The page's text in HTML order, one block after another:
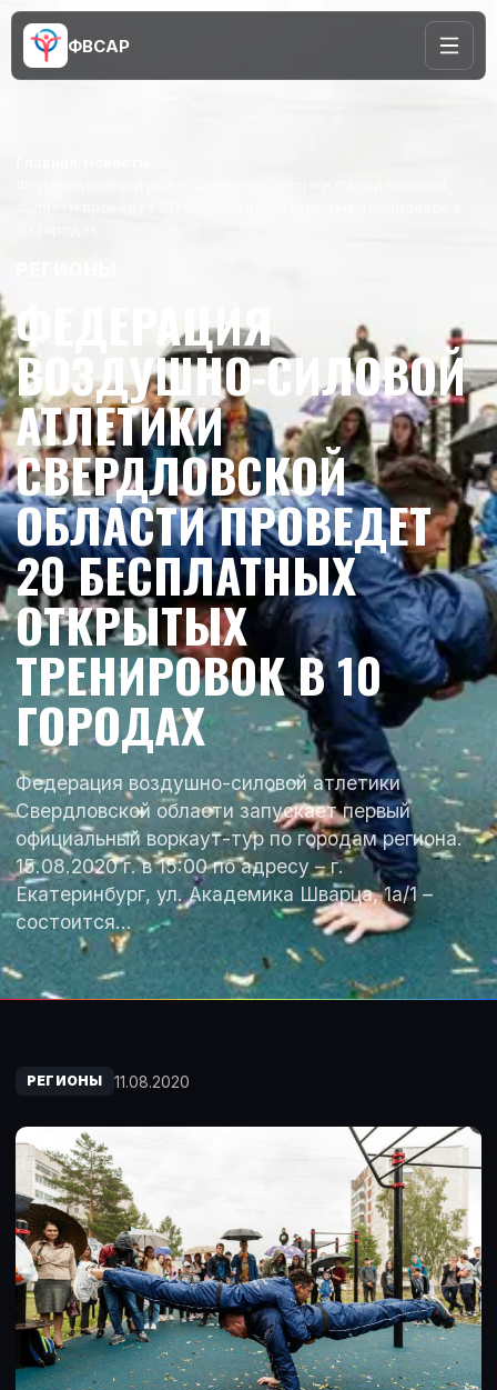
ФВСАР
ФЕДЕРАЦИЯ
ВОЗДУШНО-СИЛОВОЙ
АТЛЕТИКИ
СВЕРДЛОВСКОЙ
ОБЛАСТИ ПРОВЕДЕТ
20 БЕСПЛАТНЫХ
ОТКРЫТЫХ
ТРЕНИРОВОК В 10
ГОРОДАХ
Федерация воздушно-силовой атлетики
Свердловской области запускает первый
официальный воркаут-тур по городам региона.
15.08.2020 г. в 15:00 по адресу – г.
Екатеринбург, ул. Академика Шварца, 1а/1 –
состоится…
РЕГИОНЫ 11.08.2020